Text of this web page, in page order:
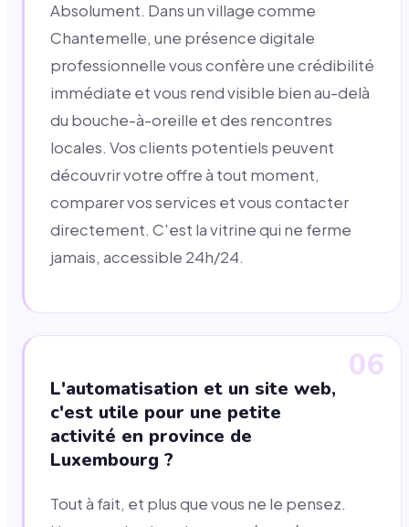
Absolument. Dans un village comme
Chantemelle, une présence digitale
professionnelle vous confère une crédibilité
immédiate et vous rend visible bien au-delà
du bouche-à-oreille et des rencontres
locales. Vos clients potentiels peuvent
découvrir votre offre à tout moment,
comparer vos services et vous contacter
directement. C'est la vitrine qui ne ferme
jamais, accessible 24h/24.
06
L'automatisation et un site web,
c'est utile pour une petite
activité en province de
Luxembourg ?
Tout à fait, et plus que vous ne le pensez.